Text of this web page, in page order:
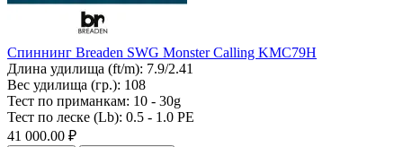
Спиннинг Breaden SWG Monster Calling KMC79H
Длина удилища (ft/m): 7.9/2.41
Вес удилища (гр.): 108
Тест по приманкам: 10 - 30g
Тест по леске (Lb): 0.5 - 1.0 PE
41 000.00 ₽